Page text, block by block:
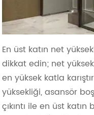
En üst katın net
dikkat edin; net
en yüksek katla
yüksekliği, asansör
çıkıntı ile en üst